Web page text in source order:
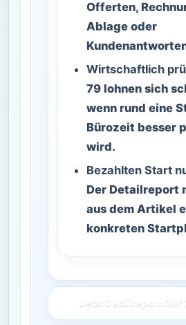
Offerten,
Ablage oder
Wirtschaftlich
79 lohnen sich
wenn rund eine
Bürozeit besser
wird.
Bezahlten Start
Der Detailreport
aus dem Artikel
konkreten
Jetzt Detailreport CHF